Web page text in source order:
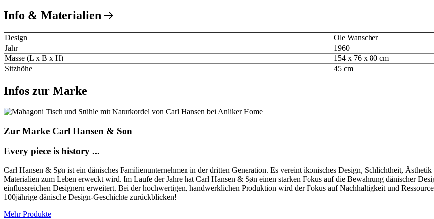
Info & Materialien
Design
Ole Wanscher
Jahr
1960
Masse (L x B x H)
154 x 76 x 80 cm
Sitzhöhe
45 cm
Infos zur Marke
Zur Marke Carl Hansen & Son
Every piece is history ...
Carl Hansen & Søn ist ein dänisches Familienunternehmen in der dritten Generation. Es vereint ikonisches Design, Schlichtheit,
Materialien zum Leben erweckt wird. Im Laufe der Jahre hat Carl Hansen & Søn einen starken Fokus auf die Bewahrung dänischer
einflussreichen Designern erweitert. Bei der hochwertigen, handwerklichen Produktion wird der Fokus auf Nachhaltigkeit und
100jährige dänische Design-Geschichte zurückblicken!
Mehr Produkte